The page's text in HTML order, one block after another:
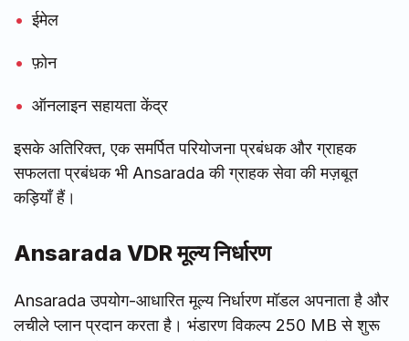
ईमेल
फ़ोन
ऑनलाइन सहायता केंद्र
इसके अतिरिक्त, एक समर्पित परियोजना प्रबंधक और ग्राहक
सफलता प्रबंधक भी Ansarada की ग्राहक सेवा की मज़बूत
कड़ियाँ हैं।
Ansarada VDR मूल्य निर्धारण
Ansarada उपयोग-आधारित मूल्य निर्धारण मॉडल अपनाता है और
लचीले प्लान प्रदान करता है। भंडारण विकल्प 250 MB से शुरू